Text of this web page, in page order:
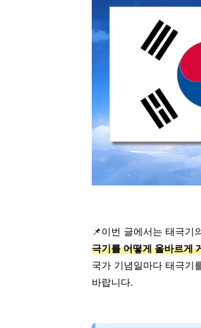
📌이번 글에서는 태극기
극기를 어떻게 올바르게
국가 기념일마다 태극기
바랍니다.